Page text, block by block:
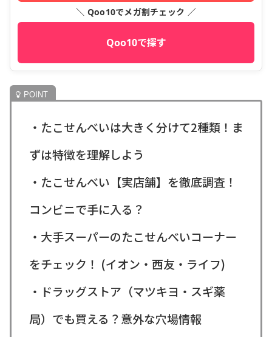
＼ Qoo10でメガ割チェック ／
Qoo10で探す
・たこせんべいは大きく分けて2種類！ま
ずは特徴を理解しよう
・たこせんべい【実店舗】を徹底調査！
コンビニで手に入る？
・大手スーパーのたこせんべいコーナー
をチェック！ (イオン・西友・ライフ)
・ドラッグストア（マツキヨ・スギ薬
局）でも買える？意外な穴場情報